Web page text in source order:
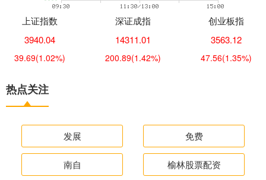
上证指数
3940.04
39.69(1.02%)
深证成指
14311.01
200.89(1.42%)
创业板指
3563.12
47.56(1.35%)
热点关注
发展 免费
南自 榆林股票配资